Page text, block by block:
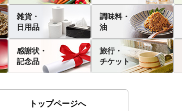
雑貨・
日用品
調味料・
油
感謝状・
記念品
旅行・
チケット
トップページへ